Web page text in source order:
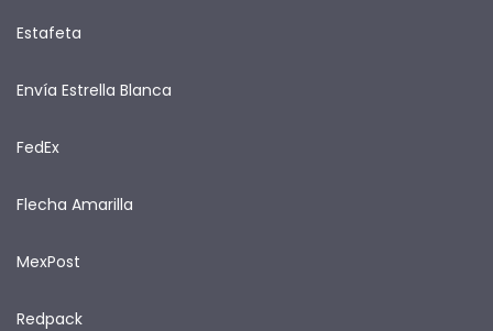
Estafeta
Envía Estrella Blanca
FedEx
Flecha Amarilla
MexPost
Redpack